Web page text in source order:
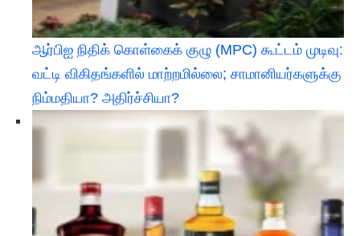
ஆர்பிஐ நிதிக் கொள்கைக் குழு (MPC) கூட்டம் முடிவு:
வட்டி விகிதங்களில் மாற்றமில்லை; சாமானியர்களுக்கு
நிம்மதியா? அதிர்ச்சியா?